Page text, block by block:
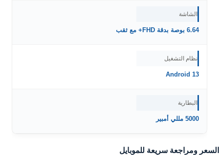
الشاشة
6.64 بوصة بدقة FHD+ مع ثقب
نظام التشغيل
Android 13
البطارية
5000 مللي أمبير
السعر ومراجعة سريعة للموبايل